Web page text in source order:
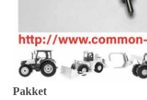
Pakket